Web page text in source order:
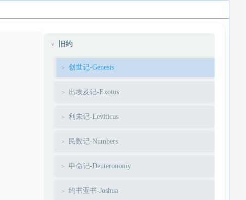
旧约
创世记-Genesis
出埃及记-Exotus
利未记-Leviticus
民数记-Numbers
申命记-Deuteronomy
约书亚书-Joshua